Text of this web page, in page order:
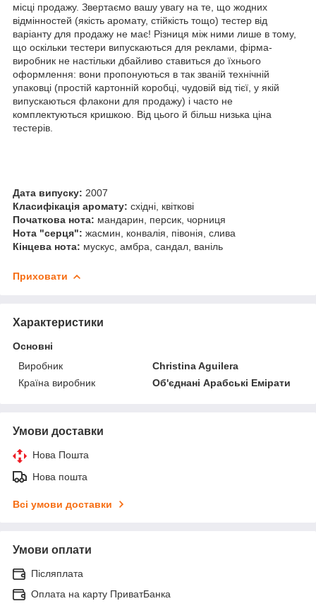
місці продажу. Звертаємо вашу увагу на те, що жодних
відмінностей (якість аромату, стійкість тощо) тестер від
варіанту для продажу не має! Різниця між ними лише в тому,
що оскільки тестери випускаються для реклами, фірма-
виробник не настільки дбайливо ставиться до їхнього
оформлення: вони пропонуються в так званій технічній
упаковці (простій картонній коробці, чудовій від тієї, у якій
випускаються флакони для продажу) і часто не
комплектуються кришкою. Від цього й більш низька ціна
тестерів.
Дата випуску: 2007
Класифікація аромату: східні, квіткові
Початкова нота: мандарин, персик, чорниця
Нота "серця": жасмин, конвалія, півонія, слива
Кінцева нота: мускус, амбра, сандал, ваніль
Приховати
Характеристики
Основні
Виробник
Christina Aguilera
Країна виробник
Об'єднані Арабські Емірати
Умови доставки
Нова Пошта
Нова пошта
Всі умови доставки
Умови оплати
Післяплата
Оплата на карту ПриватБанка